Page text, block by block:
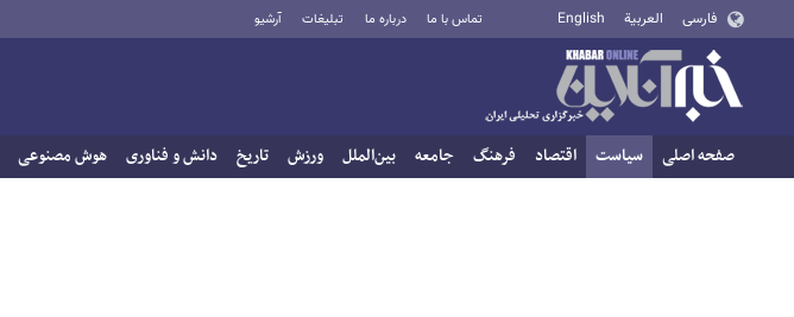
فارسی العربية English تماس با ما درباره ما تبلیغات آرشیو
صفحه اصلی سیاست اقتصاد فرهنگ جامعه بین‌الملل ورزش تاریخ دانش و فناوری هوش مصنوعی